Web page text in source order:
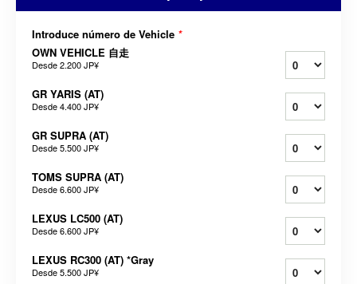
Introduce número de Vehicle *
OWN VEHICLE 自走
Desde2.200 JP¥
GR YARIS (AT)
Desde4.400 JP¥
GR SUPRA (AT)
Desde5.500 JP¥
TOMS SUPRA (AT)
Desde6.600 JP¥
LEXUS LC500 (AT)
Desde6.600 JP¥
LEXUS RC300 (AT) *Gray
Desde5.500 JP¥